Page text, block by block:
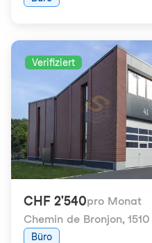
Verifiziert
CHF 2'540pro Monat
Chemin de Bronjon,
Büro